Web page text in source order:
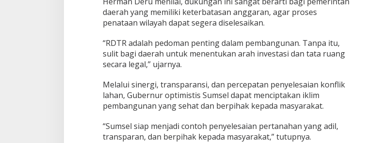
daerah yang memiliki keterbatasan anggaran, agar proses
penataan wilayah dapat segera diselesaikan.
“RDTR adalah pedoman penting dalam pembangunan. Tanpa itu,
sulit bagi daerah untuk menentukan arah investasi dan tata ruang
secara legal,” ujarnya.
Melalui sinergi, transparansi, dan percepatan penyelesaian konflik
lahan, Gubernur optimistis Sumsel dapat menciptakan iklim
pembangunan yang sehat dan berpihak kepada masyarakat.
“Sumsel siap menjadi contoh penyelesaian pertanahan yang adil,
transparan, dan berpihak kepada masyarakat,” tutupnya.